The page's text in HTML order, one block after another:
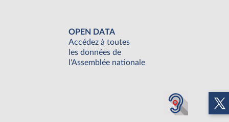
OPEN DATA
Accédez à toutes
les données de
l'Assemblée nationale